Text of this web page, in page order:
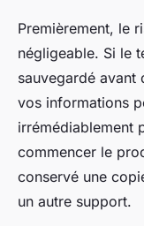
Premièrement, le
négligeable. Si le
sauvegardé avant
vos informations
irrémédiablement
commencer le
conservé une
un autre support.